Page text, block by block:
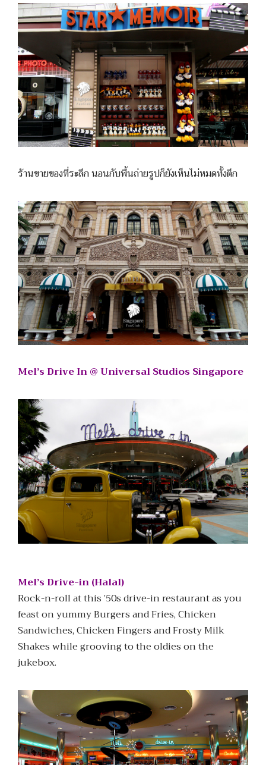
ร้านขายของที่ระลึก นอนกับพื้นถ่ายรูปก็ยังเห็นไม่หมดทั้งตึก
Mel’s Drive In @ Universal Studios Singapore
Mel’s Drive-in (Halal)
Rock-n-roll at this ’50s drive-in restaurant as you
feast on yummy Burgers and Fries, Chicken
Sandwiches, Chicken Fingers and Frosty Milk
Shakes while grooving to the oldies on the
jukebox.